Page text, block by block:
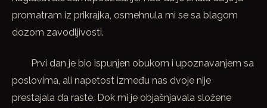
promatram iz prikrajka, osmehnula mi se sa blagom
dozom zavodljivosti.
Prvi dan je bio ispunjen obukom i upoznavanjem sa
poslovima, ali napetost između nas dvoje nije
prestajala da raste. Dok mi je objašnjavala složene